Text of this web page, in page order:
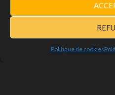
Politique de cookies